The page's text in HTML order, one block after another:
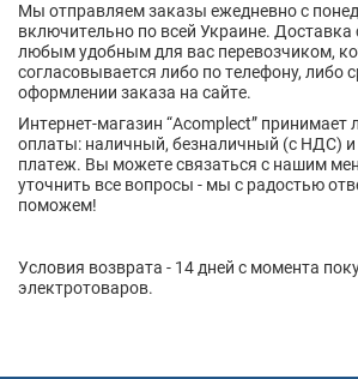
Мы отправляем заказы ежедневно с
включительно по всей Украине. Доставка
любым удобным для вас перевозчиком,
согласовывается либо по телефону, либо
оформлении заказа на сайте.
Интернет-магазин “Acomplect”
оплаты: наличный, безналичный (с НДС)
платеж. Вы можете связаться с нашим
уточнить все вопросы - мы с радостью
поможем!
Условия возврата - 14 дней с момента
электротоваров.